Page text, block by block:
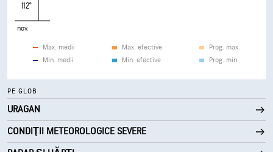
112°
nov.
Max. medii
Min. medii
Max. efective
Min. efective
Prog. max.
Prog. min.
PE GLOB
URAGAN
CONDIŢII METEOROLOGICE SEVERE